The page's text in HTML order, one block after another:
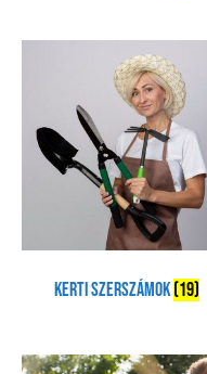
Kerti szerszámok(19)